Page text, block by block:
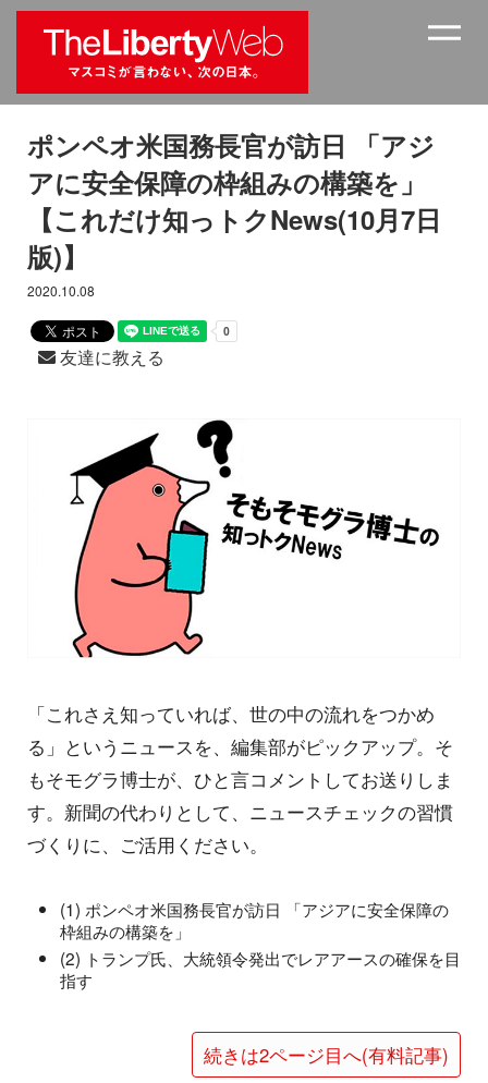
ポンペオ米国務長官が訪日 「アジ
アに安全保障の枠組みの構築を」
【これだけ知っトクNews(10月7日
版)】
2020.10.08
友達に教える
「これさえ知っていれば、世の中の流れをつかめ
る」というニュースを、編集部がピックアップ。そ
もそモグラ博士が、ひと言コメントしてお送りしま
す。新聞の代わりとして、ニュースチェックの習慣
づくりに、ご活用ください。
(1) ポンペオ米国務長官が訪日 「アジアに安全保障の
枠組みの構築を」
(2) トランプ氏、大統領令発出でレアアースの確保を目
指す
続きは2ページ目へ(有料記事)